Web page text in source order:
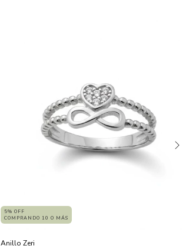
5% OFF
COMPRANDO 10 O MÁS
Anillo Zeri